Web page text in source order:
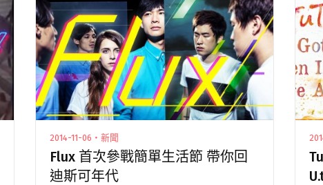
2014-11-06・新聞
Flux 首次參戰簡單生活節 帶你回
迪斯可年代